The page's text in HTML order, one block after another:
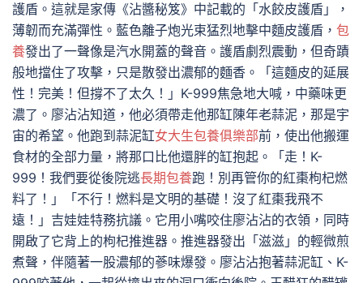
護盾。這就是家傳《沾醬秘笈》中記載的「水餃皮護盾」，
薄韌而充滿彈性。藍色離子炮光束猛烈地擊中麵皮護盾， 包
養發出了一聲像是汽水開蓋的聲音。護盾劇烈震動，但奇蹟
般地擋住了攻擊，只是散發出濃郁的麵香。「這麵皮的延展
性！完美！但撐不了太久！」K-999焦急地大喊，中藥味更
濃了。廖沾沾知道，他必須帶走他那缸陳年老蒜泥，那是宇
宙的希望。他跑到蒜泥缸女大生包養俱樂部前，使出他搬運
食材的全部力量，將那口比他還胖的缸抱起。「走！K-
999！我們要從後院逃長期包養跑！別再管你的紅棗枸杞燃
料了！」「不行！燃料是文明的基礎！沒了紅棗我飛不
遠！」吉娃娃特務抗議。它用小嘴咬住廖沾沾的衣領，同時
開啟了它背上的枸杞推進器。推進器發出「滋滋」的輕微煎
煮聲，伴隨著一股濃郁的蔘味爆發。廖沾沾抱著蒜泥缸、K-